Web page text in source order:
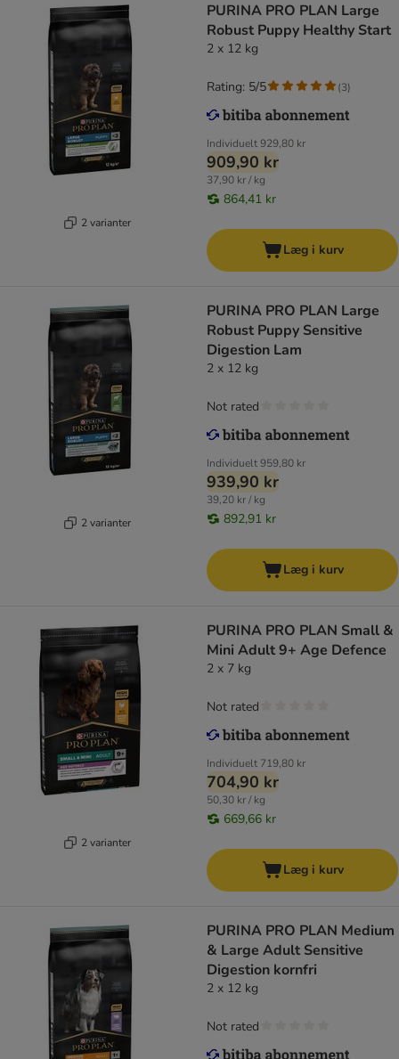
2 varianter
PURINA PRO PLAN Large
Robust Puppy Healthy Start
2 x 12 kg
Individuelt929,80 kr
909,90 kr
37,90 kr / kg
864,41 kr
Rating: 5/5 (3)
Læg i kurv
2 varianter
PURINA PRO PLAN Large
Robust Puppy Sensitive
Digestion Lam
2 x 12 kg
Individuelt959,80 kr
939,90 kr
39,20 kr / kg
892,91 kr
Not rated
Læg i kurv
2 varianter
PURINA PRO PLAN Small &
Mini Adult 9+ Age Defence
2 x 7 kg
Individuelt 719,80 kr
704,90 kr
50,30 kr / kg
669,66 kr
Not rated
Læg i kurv
PURINA PRO PLAN Medium
& Large Adult Sensitive
Digestion kornfri
2 x 12 kg
Not rated